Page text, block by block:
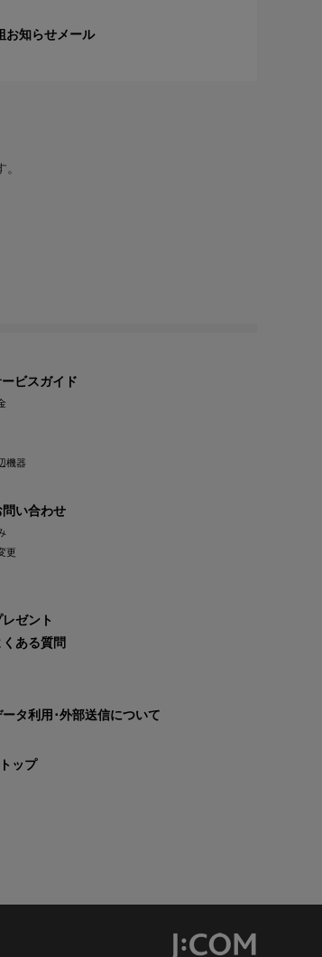
お知らせメール
ビスガイド
機器
い合わせ
更
ゼント
ある質問
タ利用･外部送信について
ップ